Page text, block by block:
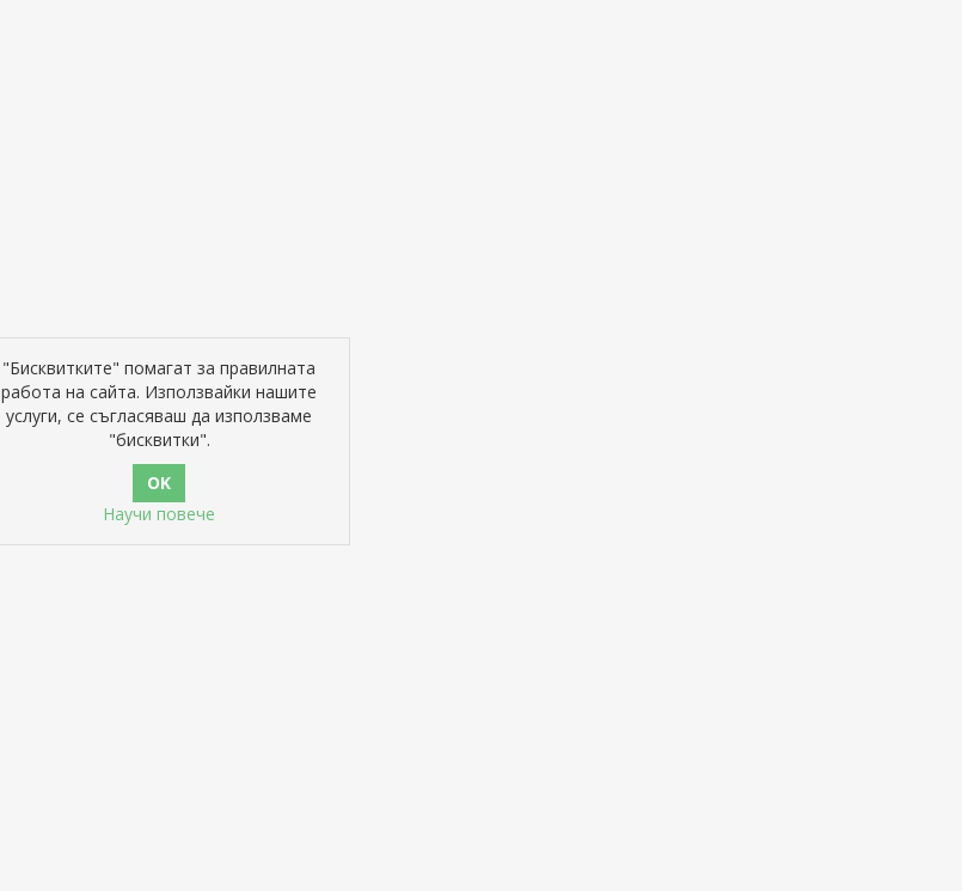
"Бисквитките" помагат за правилната
работа на сайта. Използвайки нашите
услуги, се съгласяваш да използваме
"бисквитки".
Научи повече